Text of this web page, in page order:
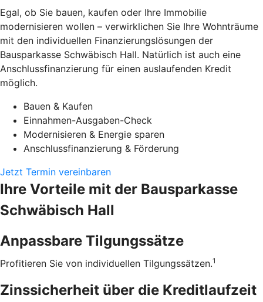
Egal, ob Sie bauen, kaufen oder Ihre Immobilie
modernisieren wollen – verwirklichen Sie Ihre Wohnträume
mit den individuellen Finanzierungslösungen der
Bausparkasse Schwäbisch Hall. Natürlich ist auch eine
Anschlussfinanzierung für einen auslaufenden Kredit
möglich.
Bauen & Kaufen
Einnahmen-Ausgaben-Check
Modernisieren & Energie sparen
Anschlussfinanzierung & Förderung
Jetzt Termin vereinbaren
Ihre Vorteile mit der Bausparkasse
Schwäbisch Hall
Anpassbare Tilgungssätze
Profitieren Sie von individuellen Tilgungssätzen.1
Zinssicherheit über die ­Kreditlaufzeit